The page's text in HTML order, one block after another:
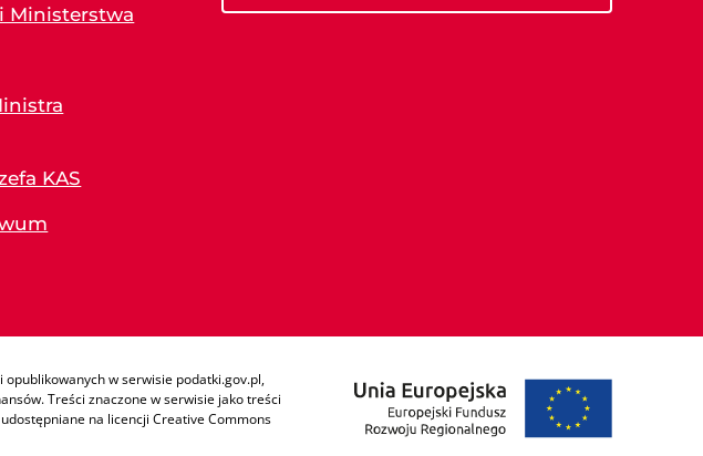
Ministerstwa
KAS
opublikowanych w serwisie podatki.gov.pl,
Treści znaczone w serwisie jako treści
na licencji Creative Commons